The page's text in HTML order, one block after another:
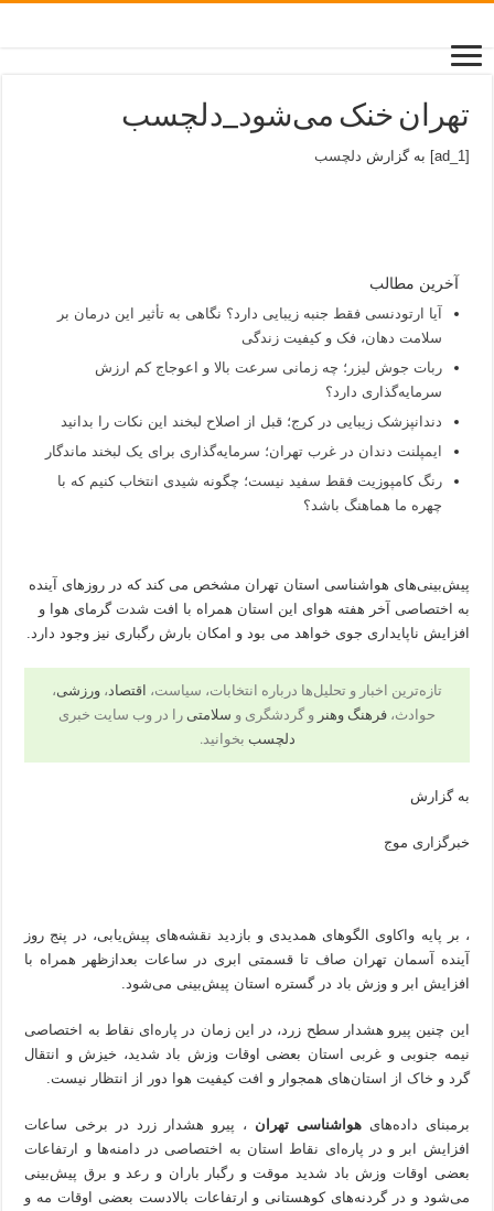
تهران خنک می‌شود_دلچسب
[ad_1] به گزارش دلچسب
آخرین مطالب
آیا ارتودنسی فقط جنبه زیبایی دارد؟ نگاهی به تأثیر این درمان بر
سلامت دهان، فک و کیفیت زندگی
ربات جوش لیزر؛ چه زمانی سرعت بالا و اعوجاج کم ارزش
سرمایه‌گذاری دارد؟
دندانپزشک زیبایی در کرج؛ قبل از اصلاح لبخند این نکات را بدانید
ایمپلنت دندان در غرب تهران؛ سرمایه‌گذاری برای یک لبخند ماندگار
رنگ کامپوزیت فقط سفید نیست؛ چگونه شیدی انتخاب کنیم که با
چهره ما هماهنگ باشد؟
پیش‌بینی‌های هواشناسی استان تهران مشخص می کند که در روزهای آینده
به اختصاصی آخر هفته هوای این استان همراه با افت شدت گرمای هوا و
افزایش ناپایداری جوی خواهد می بود و امکان بارش رگباری نیز وجود دارد.
تازه‌ترین اخبار و تحلیل‌ها درباره انتخابات، سیاست، اقتصاد، ورزشی،
حوادث، فرهنگ وهنر و گردشگری و سلامتی را در وب سایت خبری
دلچسب بخوانید.
به گزارش
خبرگزاری موج
، بر پایه واکاوی الگوهای همدیدی و بازدید نقشه‌های پیش‌یابی، در پنج روز
آینده آسمان تهران صاف تا قسمتی ابری در ساعات بعدازظهر همراه با
افزایش ابر و وزش باد در گستره استان پیش‌بینی می‌شود.
این چنین پیرو هشدار سطح زرد، در این زمان در پاره‌ای نقاط به اختصاصی
نیمه جنوبی و غربی استان بعضی اوقات وزش باد شدید، خیزش و انتقال
گرد و خاک از استان‌های همجوار و افت کیفیت هوا دور از انتظار نیست.
برمبنای داده‌هایهواشناسی تهران ، پیرو هشدار زرد در برخی ساعات
افزایش ابر و در پاره‌ای نقاط استان به اختصاصی در دامنه‌ها و ارتفاعات
بعضی اوقات وزش باد شدید موقت و رگبار باران و رعد و برق پیش‌بینی
می‌شود و در گردنه‌های کوهستانی و ارتفاعات بالادست بعضی اوقات مه و